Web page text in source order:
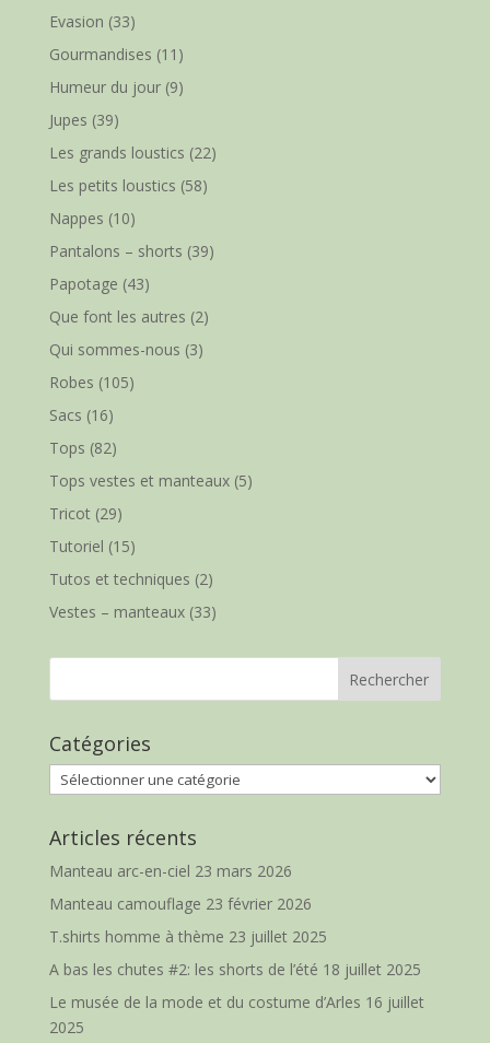
Evasion (33)
Gourmandises (11)
Humeur du jour(9)
Jupes (39)
Les grands loustics (22)
Les petits loustics (58)
Nappes (10)
Pantalons – shorts (39)
Papotage (43)
Que font les autres (2)
Qui sommes-nous (3)
Robes (105)
Sacs (16)
Tops (82)
Tops vestes et manteaux(5)
Tricot (29)
Tutoriel (15)
Tutos et techniques (2)
Vestes – manteaux(33)
Catégories
Catégories
Articles récents
Manteau arc-en-ciel 23 mars 2026
Manteau camouflage 23 février 2026
T.shirts homme à thème 23 juillet 2025
A bas les chutes #2: les shorts de l’été 18 juillet 2025
Le musée de la mode et du costume d’Arles 16 juillet
2025